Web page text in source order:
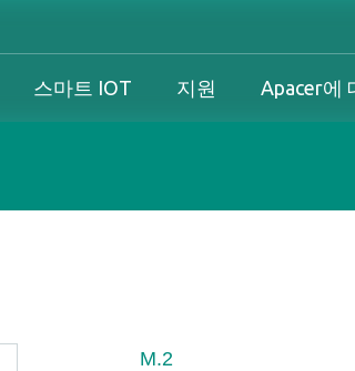
개요
요
스마트 IOT 지원
PCN & EOL 정책
Apacer에
M.2